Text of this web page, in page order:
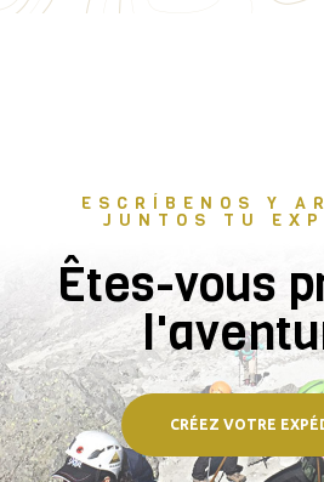
ESCRÍBENOS Y
JUNTOS TU
Êtes-vous
CRÉEZ VOTRE